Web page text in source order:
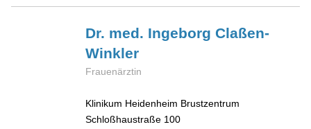
Dr. med. IngeborgClaßen-
Winkler
Frauenärztin
Klinikum Heidenheim Brustzentrum
Schloßhaustraße 100